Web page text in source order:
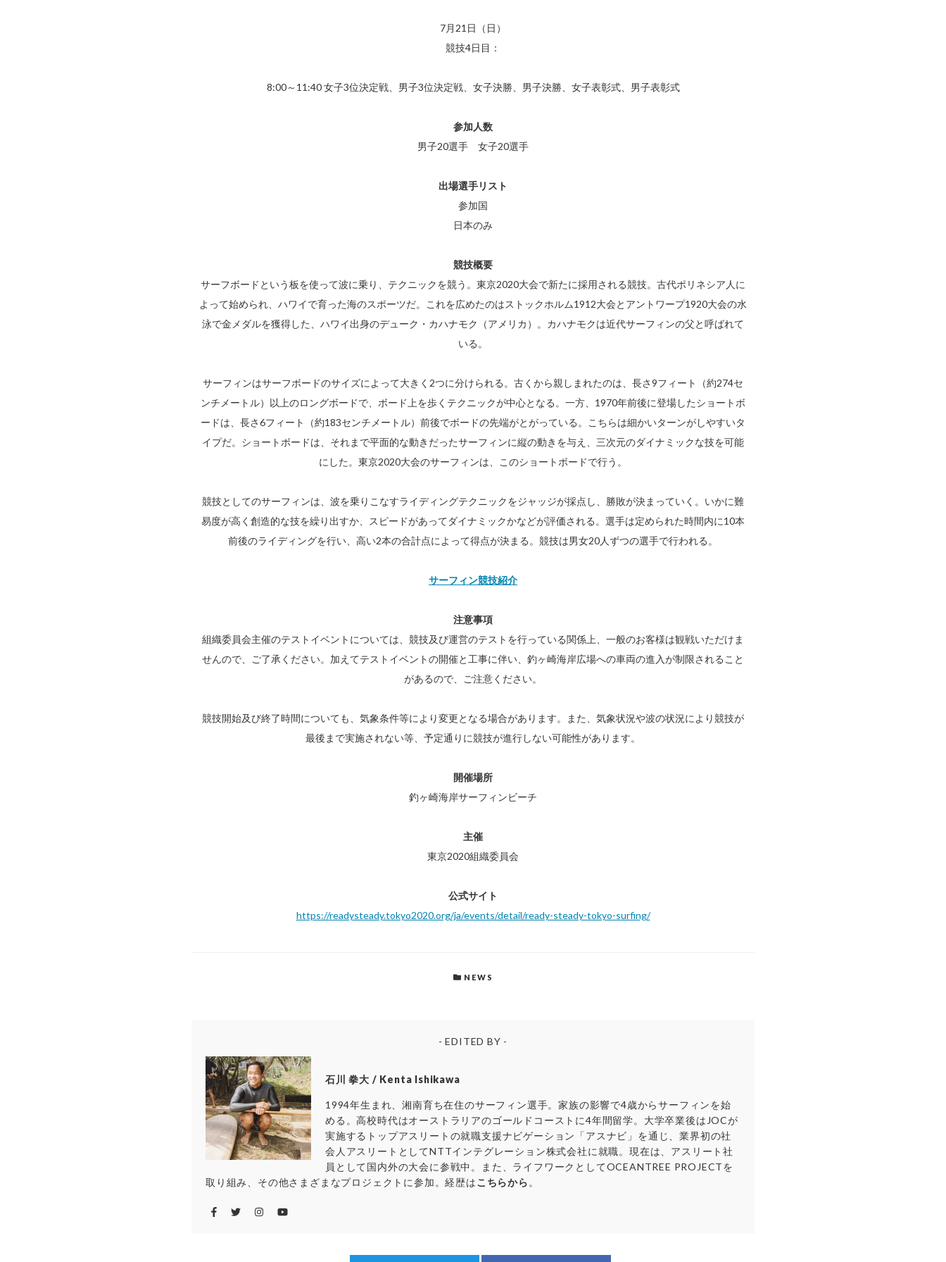
7月21日（日）
競技4日目：
8:00～11:40 女子3位決定戦、男子3位決定戦、女子決勝、男子決勝、女子表彰式、男子表彰式
参加人数
男子20選手 女子20選手
出場選手リスト
参加国
日本のみ
競技概要
サーフボードという板を使って波に乗り、テクニックを競う。東京2020大会で新たに採用される競技。古代ポリネシア人に
よって始められ、ハワイで育った海のスポーツだ。これを広めたのはストックホルム1912大会とアントワープ1920大会の水
泳で金メダルを獲得した、ハワイ出身のデューク・カハナモク（アメリカ）。カハナモクは近代サーフィンの父と呼ばれて
いる。
サーフィンはサーフボードのサイズによって大きく2つに分けられる。古くから親しまれたのは、長さ9フィート（約274セ
ンチメートル）以上のロングボードで、ボード上を歩くテクニックが中心となる。一方、1970年前後に登場したショートボ
ードは、長さ6フィート（約183センチメートル）前後でボードの先端がとがっている。こちらは細かいターンがしやすいタ
イプだ。ショートボードは、それまで平面的な動きだったサーフィンに縦の動きを与え、三次元のダイナミックな技を可能
にした。東京2020大会のサーフィンは、このショートボードで行う。
競技としてのサーフィンは、波を乗りこなすライディングテクニックをジャッジが採点し、勝敗が決まっていく。いかに難
易度が高く創造的な技を繰り出すか、スピードがあってダイナミックかなどが評価される。選手は定められた時間内に10本
前後のライディングを行い、高い2本の合計点によって得点が決まる。競技は男女20人ずつの選手で行われる。
サーフィン競技紹介
注意事項
組織委員会主催のテストイベントについては、競技及び運営のテストを行っている関係上、一般のお客様は観戦いただけま
せんので、ご了承ください。加えてテストイベントの開催と工事に伴い、釣ヶ崎海岸広場への車両の進入が制限されること
があるので、ご注意ください。
競技開始及び終了時間についても、気象条件等により変更となる場合があります。また、気象状況や波の状況により競技が
最後まで実施されない等、予定通りに競技が進行しない可能性があります。
開催場所
釣ヶ崎海岸サーフィンビーチ
主催
東京2020組織委員会
公式サイト
https://readysteady.tokyo2020.org/ja/events/detail/ready-steady-tokyo-surfing/
NEWS
- EDITED BY -
石川 拳大 / Kenta Ishikawa
1994年生まれ、湘南育ち在住のサーフィン選手。家族の影響で4歳からサーフィンを始
める。高校時代はオーストラリアのゴールドコーストに4年間留学。大学卒業後はJOCが
実施するトップアスリートの就職支援ナビゲーション「アスナビ」を通じ、業界初の社
会人アスリートとしてNTTインテグレーション株式会社に就職。現在は、アスリート社
員として国内外の大会に参戦中。また、ライフワークとしてOCEANTREE PROJECTを
取り組み、その他さまざまなプロジェクトに参加。経歴はこちらから 。